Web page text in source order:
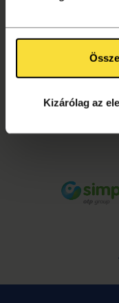
Kizárólag az